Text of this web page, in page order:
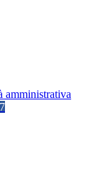
amministrativa
7